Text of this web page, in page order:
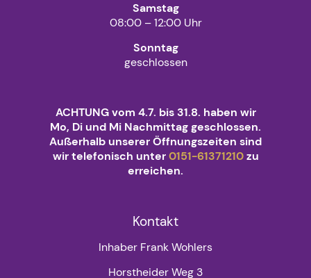
Samstag
08:00 – 12:00 Uhr
Sonntag
geschlossen
ACHTUNG vom 4.7. bis 31.8. haben wir
Mo, Di und Mi Nachmittag geschlossen.
Außerhalb unserer Öffnungszeiten sind
wir telefonisch unter0151-61371210zu
erreichen.
Kontakt
Inhaber Frank Wohlers
Horstheider Weg 3